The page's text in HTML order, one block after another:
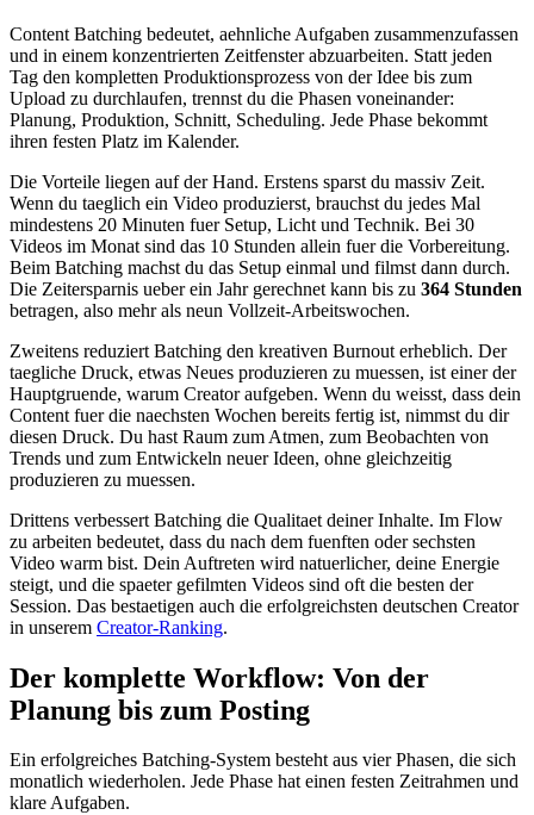
Content Batching bedeutet, aehnliche Aufgaben zusammenzufassen
und in einem konzentrierten Zeitfenster abzuarbeiten. Statt jeden
Tag den kompletten Produktionsprozess von der Idee bis zum
Upload zu durchlaufen, trennst du die Phasen voneinander:
Planung, Produktion, Schnitt, Scheduling. Jede Phase bekommt
ihren festen Platz im Kalender.
Die Vorteile liegen auf der Hand. Erstens sparst du massiv Zeit.
Wenn du taeglich ein Video produzierst, brauchst du jedes Mal
mindestens 20 Minuten fuer Setup, Licht und Technik. Bei 30
Videos im Monat sind das 10 Stunden allein fuer die Vorbereitung.
Beim Batching machst du das Setup einmal und filmst dann durch.
Die Zeitersparnis ueber ein Jahr gerechnet kann bis zu 364 Stunden
betragen, also mehr als neun Vollzeit-Arbeitswochen.
Zweitens reduziert Batching den kreativen Burnout erheblich. Der
taegliche Druck, etwas Neues produzieren zu muessen, ist einer der
Hauptgruende, warum Creator aufgeben. Wenn du weisst, dass dein
Content fuer die naechsten Wochen bereits fertig ist, nimmst du dir
diesen Druck. Du hast Raum zum Atmen, zum Beobachten von
Trends und zum Entwickeln neuer Ideen, ohne gleichzeitig
produzieren zu muessen.
Drittens verbessert Batching die Qualitaet deiner Inhalte. Im Flow
zu arbeiten bedeutet, dass du nach dem fuenften oder sechsten
Video warm bist. Dein Auftreten wird natuerlicher, deine Energie
steigt, und die spaeter gefilmten Videos sind oft die besten der
Session. Das bestaetigen auch die erfolgreichsten deutschen Creator
in unserem Creator-Ranking.
Der komplette Workflow: Von der
Planung bis zum Posting
Ein erfolgreiches Batching-System besteht aus vier Phasen, die sich
monatlich wiederholen. Jede Phase hat einen festen Zeitrahmen und
klare Aufgaben.